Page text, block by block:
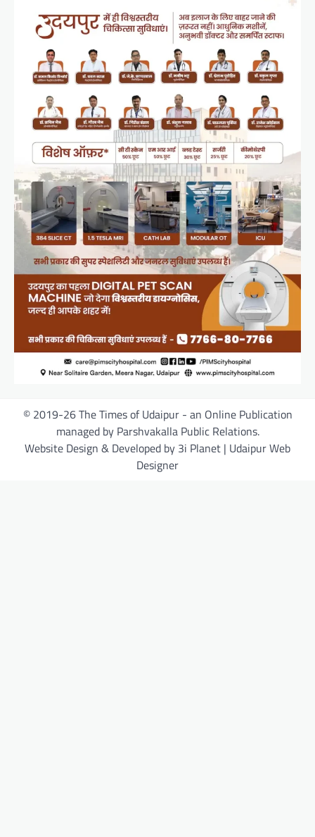
© 2019-26 The Times of Udaipur - an Online Publication
managed by Parshvakalla Public Relations.
Website Design & Developed by 3i Planet | Udaipur Web
Designer